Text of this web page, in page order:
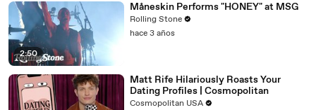
2:50
Måneskin Performs "HONEY" at MSG
Rolling Stone
hace 3 años
Matt Rife Hilariously Roasts Your
Dating Profiles | Cosmopolitan
Cosmopolitan USA